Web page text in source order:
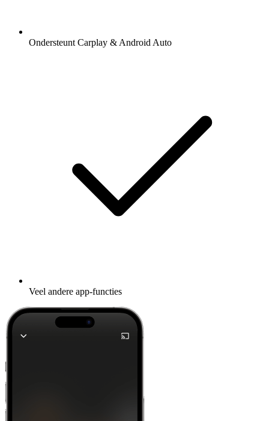
Ondersteunt Carplay & Android Auto
Veel andere app-functies